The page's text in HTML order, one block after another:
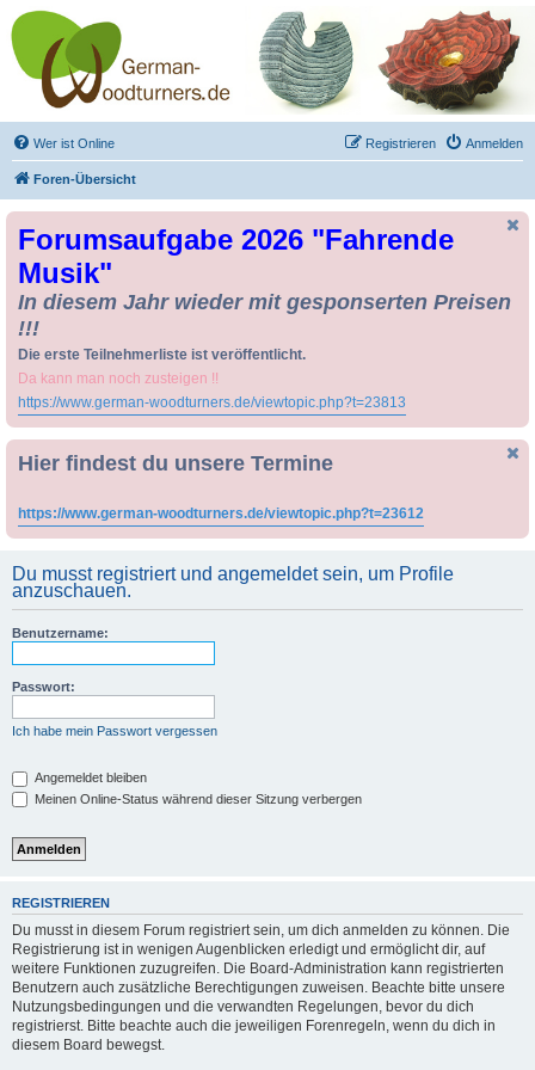
Drechseln und
Kunsthandwerk -
German-Woodturners
*Forum Sauerland*
Der Treffpunkt für Drechsler und Freunde des Kunsthandwerks
Wer ist Online Anmelden
Registrieren
Foren-Übersicht
Forumsaufgabe 2026 "Fahrende
Musik"
In diesem Jahr wieder mit gesponserten Preisen
!!!
Die erste Teilnehmerliste ist veröffentlicht.
Da kann man noch zusteigen !!
https://www.german-woodturners.de/viewtopic.php?t=23813
Hier findest du unsere Termine
https://www.german-woodturners.de/viewtopic.php?t=23612
Du musst registriert und angemeldet sein, um Profile
anzuschauen.
Benutzername:
Passwort:
Ich habe mein Passwort vergessen
Angemeldet bleiben
Meinen Online-Status während dieser Sitzung verbergen
REGISTRIEREN
Du musst in diesem Forum registriert sein, um dich anmelden zu können. Die
Registrierung ist in wenigen Augenblicken erledigt und ermöglicht dir, auf
weitere Funktionen zuzugreifen. Die Board-Administration kann registrierten
Benutzern auch zusätzliche Berechtigungen zuweisen. Beachte bitte unsere
Nutzungsbedingungen und die verwandten Regelungen, bevor du dich
registrierst. Bitte beachte auch die jeweiligen Forenregeln, wenn du dich in
diesem Board bewegst.